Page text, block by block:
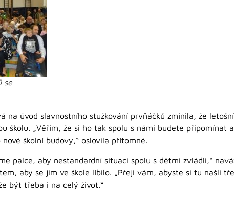
se
na úvod slavnostního stužkování prvňáčků zmínila, že
školu. „Věřím, že si ho tak spolu s námi budete připomínat
školní budovy,“ oslovila přítomné.
palce, aby nestandardní situaci spolu s dětmi zvládli,“
aby se jim ve škole líbilo. „Přeji vám, abyste si tu našli
být třeba i na celý život.“